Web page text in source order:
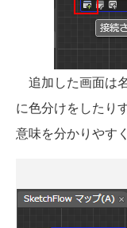
追加した画面は
に色分けをしたり
意味を分かりやす